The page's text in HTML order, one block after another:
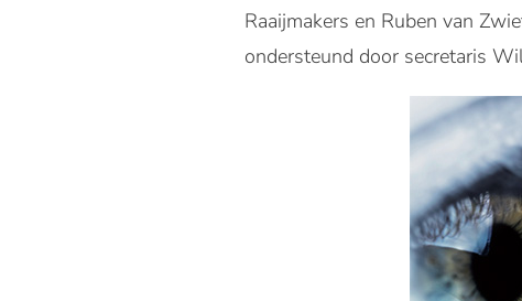
Raaijmakers en Ruben van
ondersteund door secretaris